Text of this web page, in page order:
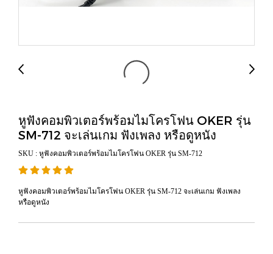
หูฟังคอมพิวเตอร์พร้อมไมโครโฟน OKER รุ่น
SM-712 จะเล่นเกม ฟังเพลง หรือดูหนัง
SKU : หูฟังคอมพิวเตอร์พร้อมไมโครโฟน OKER รุ่น SM-712
หูฟังคอมพิวเตอร์พร้อมไมโครโฟน OKER รุ่น SM-712 จะเล่นเกม ฟังเพลง
หรือดูหนัง